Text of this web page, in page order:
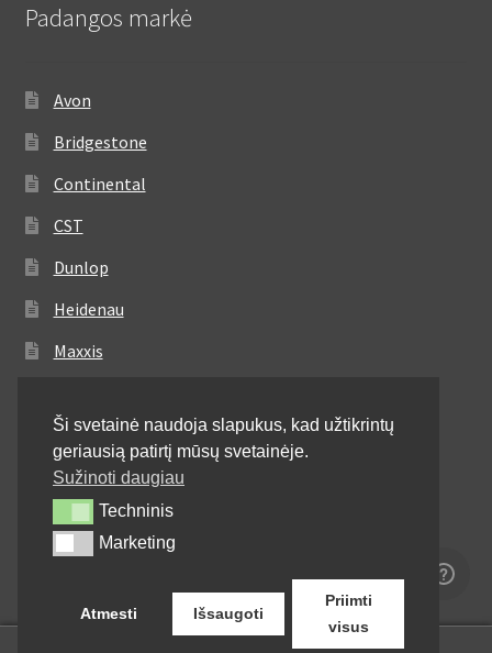
Padangos markė
Avon
Bridgestone
Continental
CST
Dunlop
Heidenau
Maxxis
Michelin
Mitas
Pirelli
Shinko
Ši svetainė naudoja slapukus, kad užtikrintų
geriausią patirtį mūsų svetainėje.
Sužinoti daugiau
TechninisTechninis
MarketingMarketing
Atmesti Išsaugoti
Priimti
visus